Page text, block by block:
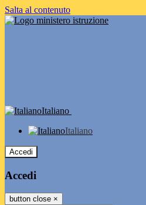
Salta al contenuto
Italiano
Italiano
Accedi
Accedi
button close ×